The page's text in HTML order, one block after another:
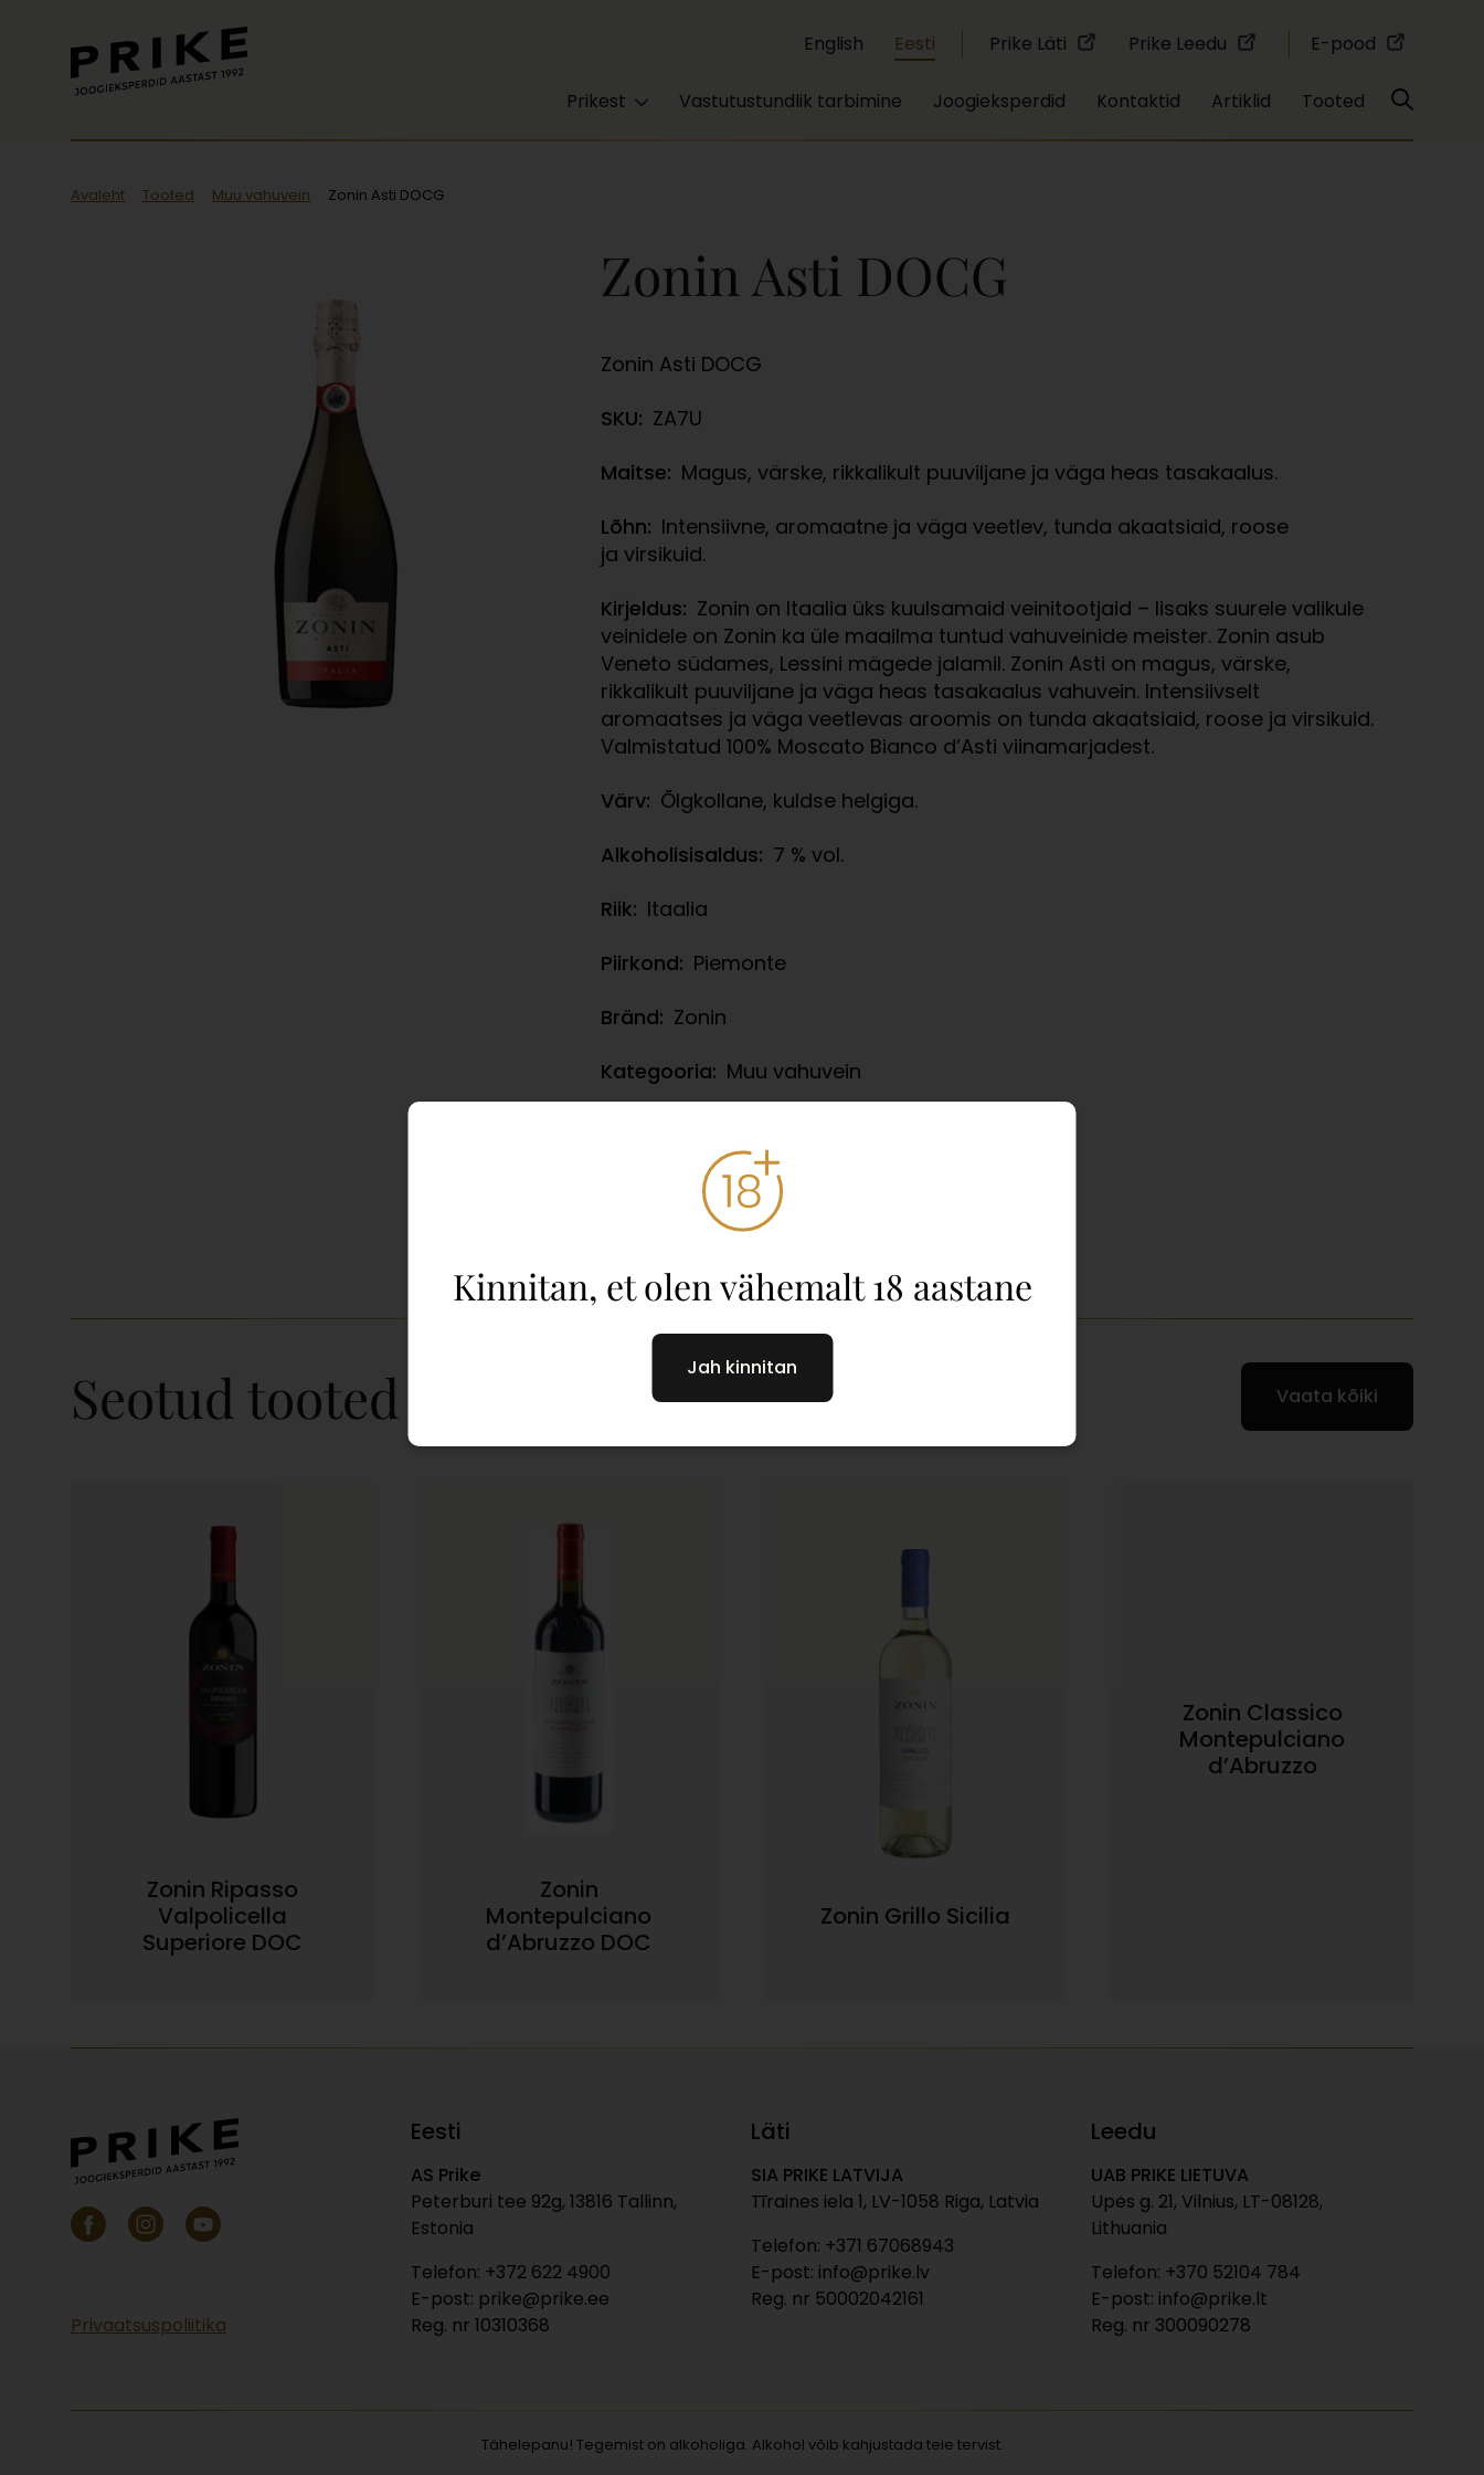
English Eesti Prike Läti Prike Leedu E-pood
Prikest Vastutustundlik tarbimine Joogieksperdid Kontaktid Artiklid Tooted
Avaleht Tooted Muu vahuvein Zonin Asti DOCG
Zonin Asti DOCG
Zonin Asti DOCG
SKU: ZA7U
Maitse: Magus, värske, rikkalikult puuviljane ja väga heas tasakaalus.
Lõhn: Intensiivne, aromaatne ja väga veetlev, tunda akaatsiaid, roose
ja virsikuid.
Kirjeldus: Zonin on Itaalia üks kuulsamaid veinitootjaid – lisaks suurele valikule
veinidele on Zonin ka üle maailma tuntud vahuveinide meister. Zonin asub
Veneto südames, Lessini mägede jalamil. Zonin Asti on magus, värske,
rikkalikult puuviljane ja väga heas tasakaalus vahuvein. Intensiivselt
aromaatses ja väga veetlevas aroomis on tunda akaatsiaid, roose ja virsikuid.
Valmistatud 100% Moscato Bianco d’Asti viinamarjadest.
Värv: Õlgkollane, kuldse helgiga.
Alkoholisisaldus: 7 % vol.
Riik: Itaalia
Piirkond: Piemonte
Bränd: Zonin
Kategooria: Muu vahuvein
Magus
Toidusoovitus:Dessert, Iseseisvalt nautimiseks
Seotud tooted Vaata kõiki
Zonin Ripasso
Valpolicella
Superiore DOC
Zonin
Montepulciano
d’Abruzzo DOC
Zonin Grillo Sicilia
Zonin Classico
Montepulciano
d’Abruzzo
Privaatsuspoliitika
Eesti
AS Prike
Peterburi tee 92g, 13816 Tallinn,
Estonia
Telefon: +372 622 4900
E-post: prike@prike.ee
Reg. nr 10310368
Läti
SIA PRIKE LATVIJA
Tīraines iela 1, LV-1058 Riga, Latvia
Telefon: +371 67068943
E-post: info@prike.lv
Reg. nr 50002042161
Leedu
UAB PRIKE LIETUVA
Upės g. 21, Vilnius, LT-08128,
Lithuania
Telefon: +370 52104 784
E-post: info@prike.lt
Reg. nr 300090278
Tähelepanu! Tegemist on alkoholiga. Alkohol võib kahjustada teie tervist.
Kinnitan, et olen vähemalt 18 aastane
Jah kinnitan